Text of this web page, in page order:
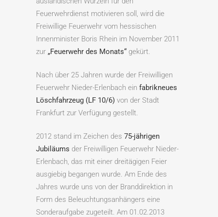
Feuerwehrdienst motivieren soll, wird die
Freiwillige Feuerwehr vom hessischen
Innenminister Boris Rhein im November 2011
zur „Feuerwehr des Monats“ gekürt.
Nach über 25 Jahren wurde der Freiwilligen
Feuerwehr Nieder-Erlenbach ein fabrikneues
Löschfahrzeug (LF 10/6) von der Stadt
Frankfurt zur Verfügung gestellt.
2012 stand im Zeichen des 75-jährigen
Jubiläums der Freiwilligen Feuerwehr Nieder-
Erlenbach, das mit einer dreitägigen Feier
ausgiebig begangen wurde. Am Ende des
Jahres wurde uns von der Branddirektion in
Form des Beleuchtungsanhängers eine
Sonderaufgabe zugeteilt. Am 01.02.2013